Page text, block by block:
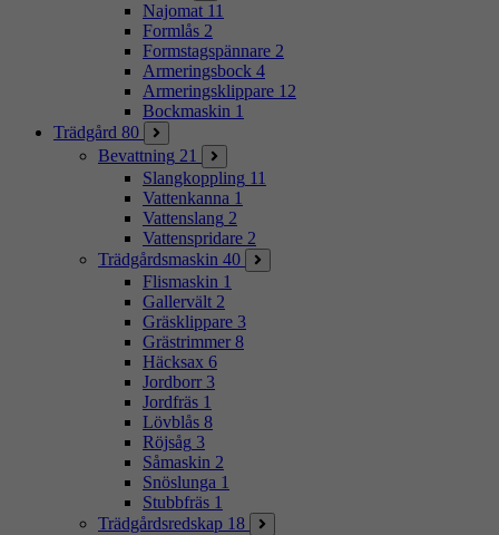
Najomat 11
Formlås 2
Formstagspännare 2
Armeringsbock 4
Armeringsklippare 12
Bockmaskin 1
Trädgård 80
Bevattning 21
Slangkoppling 11
Vattenkanna 1
Vattenslang 2
Vattenspridare 2
Trädgårdsmaskin 40
Flismaskin 1
Gallervält 2
Gräsklippare 3
Grästrimmer 8
Häcksax 6
Jordborr 3
Jordfräs 1
Lövblås 8
Röjsåg 3
Såmaskin 2
Snöslunga 1
Stubbfräs 1
Trädgårdsredskap 18